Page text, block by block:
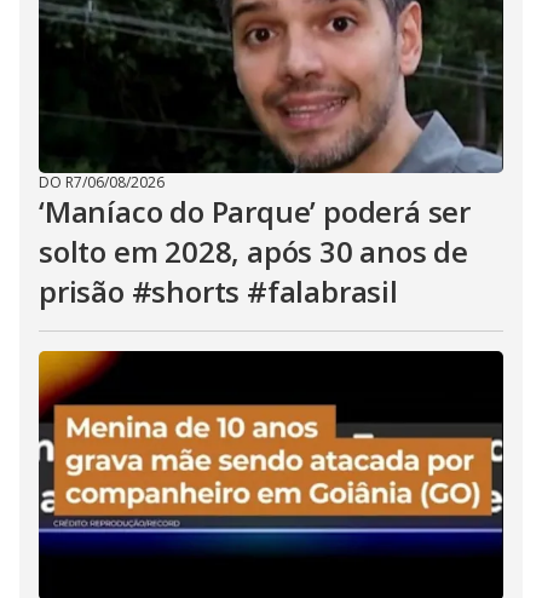
DO R7/06/08/2026
‘Maníaco do Parque’ poderá ser
solto em 2028, após 30 anos de
prisão #shorts #falabrasil